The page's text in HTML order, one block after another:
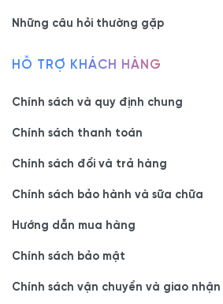
Những câu hỏi thường gặp
HỖ TRỢ KHÁCH HÀNG
Chính sách và quy định chung
Chính sách thanh toán
Chính sách đổi và trả hàng
Chính sách bảo hành và sữa chữa
Hướng dẫn mua hàng
Chính sách bảo mật
Chính sách vận chuyển và giao nhận